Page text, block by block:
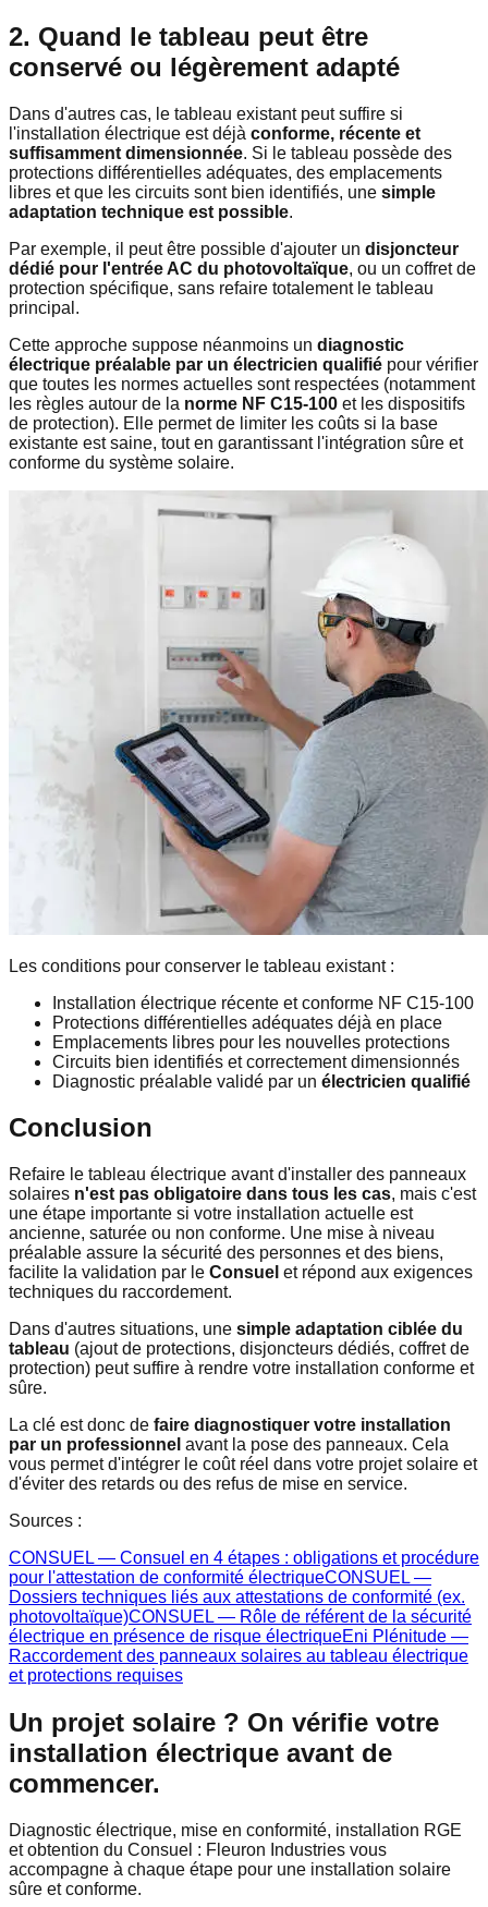
2. Quand le tableau peut être
conservé ou légèrement adapté
Dans d'autres cas, le tableau existant peut suffire si
l'installation électrique est déjà conforme, récente et
suffisamment dimensionnée. Si le tableau possède des
protections différentielles adéquates, des emplacements
libres et que les circuits sont bien identifiés, une simple
adaptation technique est possible.
Par exemple, il peut être possible d'ajouter un disjoncteur
dédié pour l'entrée AC du photovoltaïque, ou un coffret de
protection spécifique, sans refaire totalement le tableau
principal.
Cette approche suppose néanmoins un diagnostic
électrique préalable par un électricien qualifié pour vérifier
que toutes les normes actuelles sont respectées (notamment
les règles autour de la norme NF C15-100 et les dispositifs
de protection). Elle permet de limiter les coûts si la base
existante est saine, tout en garantissant l'intégration sûre et
conforme du système solaire.
Les conditions pour conserver le tableau existant :
Installation électrique récente et conforme NF C15-100
Protections différentielles adéquates déjà en place
Emplacements libres pour les nouvelles protections
Circuits bien identifiés et correctement dimensionnés
Diagnostic préalable validé par un électricien qualifié
Conclusion
Refaire le tableau électrique avant d'installer des panneaux
solaires n'est pas obligatoire dans tous les cas, mais c'est
une étape importante si votre installation actuelle est
ancienne, saturée ou non conforme. Une mise à niveau
préalable assure la sécurité des personnes et des biens,
facilite la validation par le Consuel et répond aux exigences
techniques du raccordement.
Dans d'autres situations, une simple adaptation ciblée du
tableau (ajout de protections, disjoncteurs dédiés, coffret de
protection) peut suffire à rendre votre installation conforme et
sûre.
La clé est donc de faire diagnostiquer votre installation
par un professionnel avant la pose des panneaux. Cela
vous permet d'intégrer le coût réel dans votre projet solaire et
d'éviter des retards ou des refus de mise en service.
Sources :
CONSUEL — Consuel en 4 étapes : obligations et procédure
pour l'attestation de conformité électriqueCONSUEL —
Dossiers techniques liés aux attestations de conformité (ex.
photovoltaïque)CONSUEL — Rôle de référent de la sécurité
électrique en présence de risque électriqueEni Plénitude —
Raccordement des panneaux solaires au tableau électrique
et protections requises
Un projet solaire ? On vérifie votre
installation électrique avant de
commencer.
Diagnostic électrique, mise en conformité, installation RGE
et obtention du Consuel : Fleuron Industries vous
accompagne à chaque étape pour une installation solaire
sûre et conforme.